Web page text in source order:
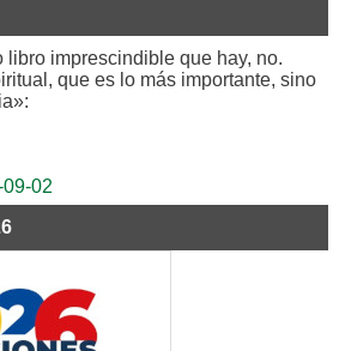
libro imprescindible que hay, no.
que es lo más importante, sino